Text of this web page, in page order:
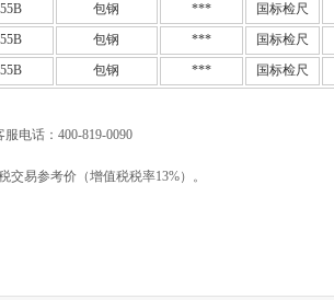
包钢 ***
国标检尺
包钢 ***
国标检尺
包钢 ***
国标检尺
电话：400-819-0090
易参考价（增值税税率13%）。